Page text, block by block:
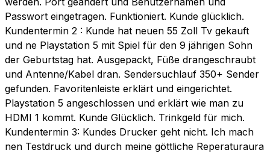
Passwort eingetragen. Funktioniert. Kunde glücklich.
Kundentermin 2 : Kunde hat neuen 55 Zoll Tv gekauft
und ne Playstation 5 mit Spiel für den 9 jährigen Sohn
der Geburtstag hat. Ausgepackt, Füße drangeschraubt
und Antenne/Kabel dran. Sendersuchlauf 350+ Sender
gefunden. Favoritenleiste erklärt und eingerichtet.
Playstation 5 angeschlossen und erklärt wie man zu
HDMI 1 kommt. Kunde Glücklich. Trinkgeld für mich.
Kundentermin 3: Kundes Drucker geht nicht. Ich mach
nen Testdruck und durch meine göttliche Reperaturaura